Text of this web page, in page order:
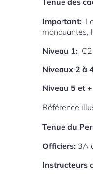
Tenue des
Important:
manquantes,
Niveau 1:
Niveaux 2 à
Niveau 5 et +
Référence
Tenue du
Officiers: 3A
Instructeurs